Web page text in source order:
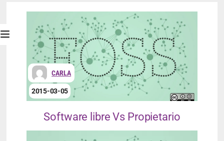
CARLA
2015-03-05
Software libre Vs Propietario